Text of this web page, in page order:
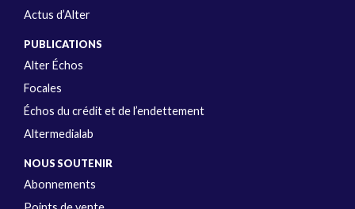
Actus d’Alter
PUBLICATIONS
Alter Échos
Focales
Échos du crédit et de l’endettement
Altermedialab
NOUS SOUTENIR
Abonnements